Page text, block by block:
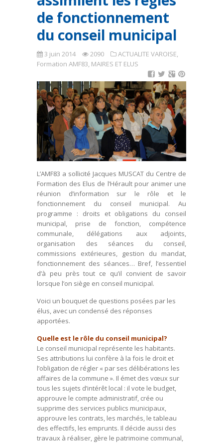
de fonctionnement
du conseil municipal
3 juin 2014 2090 ACTUALITE VAROISE,
Formation AMF83, MAIRES ET ELUS
L’AMF83 a sollicité Jacques MUSCAT du Centre de
Formation des Elus de l’Hérault pour animer une
réunion d’information sur le rôle et le
fonctionnement du conseil municipal. Au
programme : droits et obligations du conseil
municipal, prise de fonction, compétence
communale, délégations aux adjoints,
organisation des séances du conseil,
commissions extérieures, gestion du mandat,
fonctionnement des séances… Bref, l’essentiel
d’à peu près tout ce qu’il convient de savoir
lorsque l’on siège en conseil municipal.
Voici un bouquet de questions posées par les
élus, avec un condensé des réponses
apportées.
Quelle est le rôle du conseil municipal?
Le conseil municipal représente les habitants.
Ses attributions lui confère à la fois le droit et
l’obligation de régler « par ses délibérations les
affaires de la commune ». Il émet des vœux sur
tous les sujets d’intérêt local : il vote le budget,
approuve le compte administratif, crée ou
supprime des services publics municipaux,
approuve les contrats, les marchés, le tableau
des effectifs, les emprunts. Il décide aussi des
travaux à réaliser, gère le patrimoine communal,